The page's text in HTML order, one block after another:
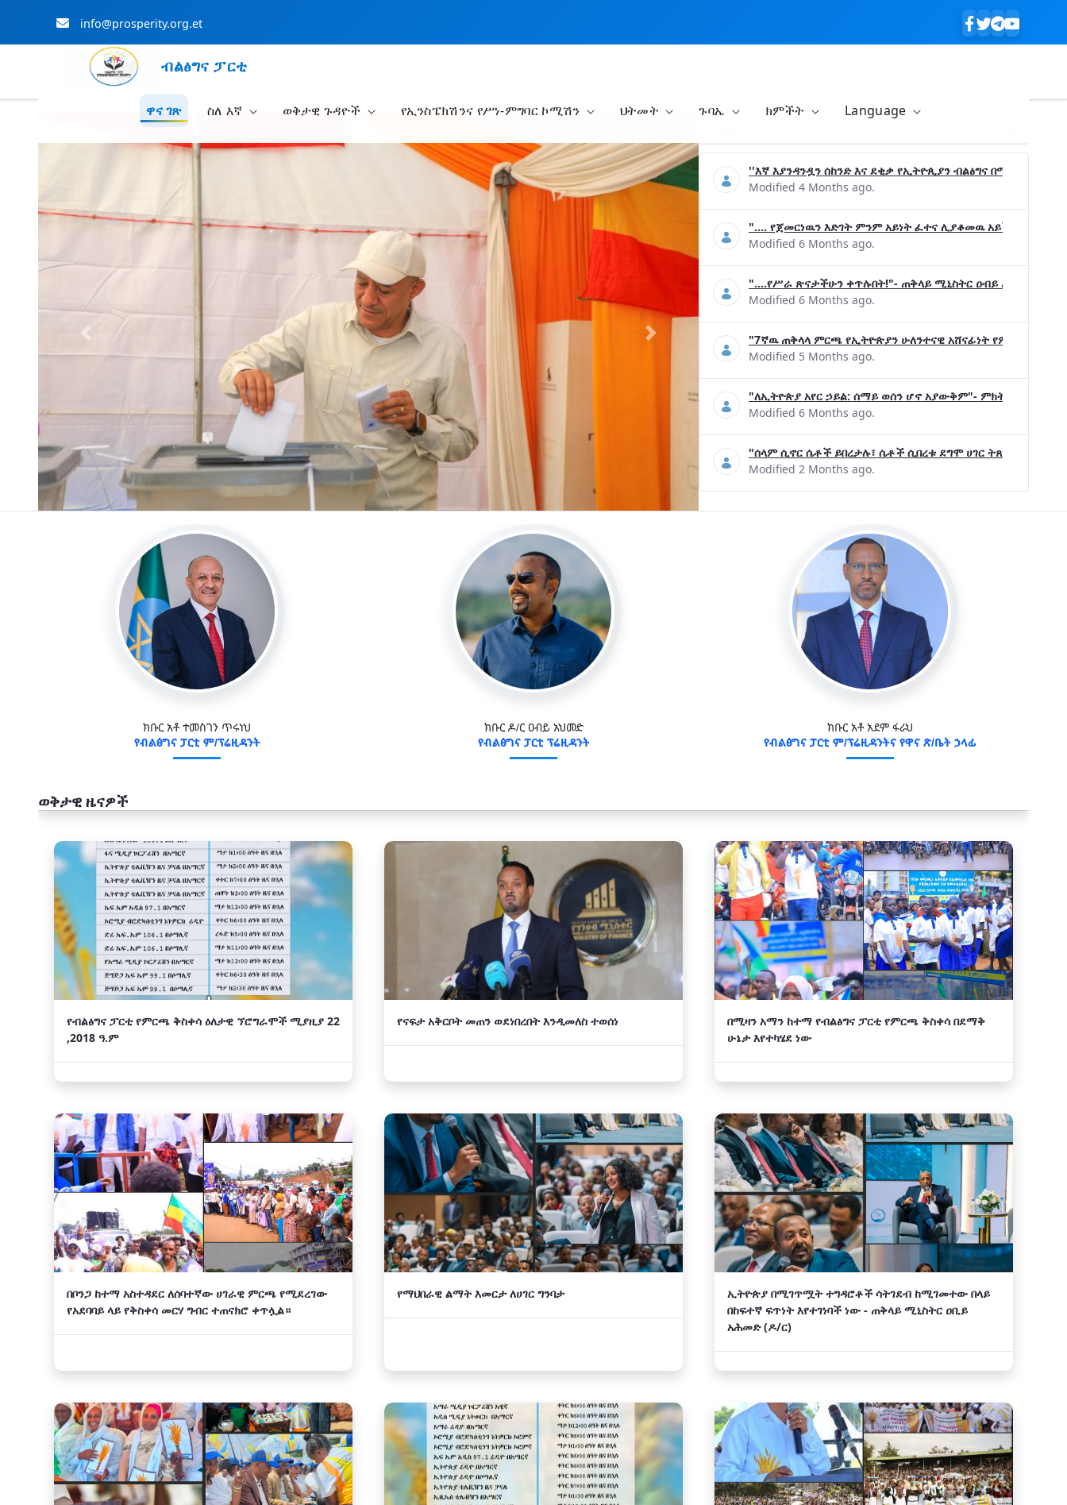
info@prosperity.org.et
ብልፅግና ፓርቲ
ዋና ገጽ ስለ እኛ ወቅታዊ ጉዳዮች የኢንስፔክሽንና የሥነ-ምግባር ኮሚሽን ህትመት ጉባኤ ክምችት Language
Previous Next
''እኛ እያንዳንዷን ሰከንድ እና ደቂቃ የኢትዮጲያን ብልፅግና በሚያረጋግጡ
Modified 4 Months ago.
".... የጀመርነዉን እድገት ምንም አይነት ፈተና ሊያቆመዉ አይችልም"-
Modified 6 Months ago.
"....የሥራ ጽናታችሁን ቀጥሉበት!"- ጠቅላይ ሚኒስትር ዐብይ አሕመድ (ዶ/ር)
Modified 6 Months ago.
"7ኛዉ ጠቅላላ ምርጫ የኢትዮጵያን ሁለንተናዊ አሸናፊነት የምናረጋግጥበት
Modified 5 Months ago.
"ለኢትዮጵያ አየር ኃይል: ሰማይ ወሰን ሆኖ አያውቅም"- ምክትል ጠቅላይ
Modified 6 Months ago.
"ሰላም ሲኖር ሴቶች ይበረታሉ፣ ሴቶች ሲበረቱ ደግሞ ሀገር ትጸናለች"- ዶ/ር
Modified 2 Months ago.
ክቡር አቶ ተመስገን ጥሩነህ
የብልፅግና ፓርቲ ም/ፕሬዚዳንት
ክቡር ዶ/ር ዐብይ አህመድ
የብልፅግና ፓርቲ ፕሬዚዳንት
ክቡር አቶ አደም ፋራህ
የብልፅግና ፓርቲ ም/ፕሬዚዳንትና የዋና ጽ/ቤት ኃላፊ
ወቅታዊ ዜናዎች
አዲስ
የብልፅግና ፓርቲ የምርጫ ቅስቀሳ ዕለታዊ ኘሮግራሞች ሚያዚያ 22
,2018 ዓ.ም
የናፍታ አቅርቦት መጠን ወደነበረበት እንዲመለስ ተወሰነ
በሚዛን አማን ከተማ የብልፅግና ፓርቲ የምርጫ ቅስቀሳ በደማቅ
ሁኔታ እየተካሄደ ነው
በቦንጋ ከተማ አስተዳደር ለሰባተኛው ሀገራዊ ምርጫ የሚደረገው
የአደባባይ ላይ የቅስቀሳ መርሃ ግብር ተጠናክሮ ቀጥሏል።
የማህበራዊ ልማት እመርታ ለሀገር ግንባታ
ኢትዮጵያ በሚገጥሟት ተግዳሮቶች ሳትገደብ ከሚገመተው በላይ
በከፍተኛ ፍጥነት እየተገነባች ነው - ጠቅላይ ሚኒስትር ዐቢይ
አሕመድ (ዶ/ር)